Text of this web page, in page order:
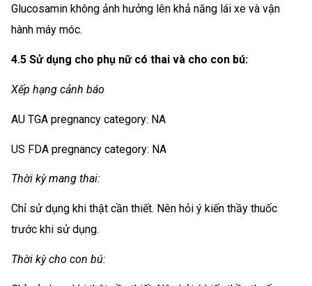
Glucosamin không ảnh hưởng lên khả năng lái xe và vận
hành máy móc.
4.5 Sử dụng cho phụ nữ có thai và cho con bú:
Xếp hạng cảnh báo
AU TGA pregnancy category: NA
US FDA pregnancy category: NA
Thời kỳ mang thai:
Chỉ sử dụng khi thật cần thiết. Nên hỏi ý kiến thầy thuốc
trước khi sử dụng.
Thời kỳ cho con bú: